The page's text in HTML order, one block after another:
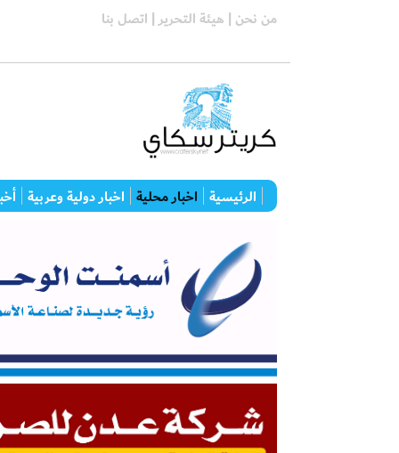
من نحن | هيئة التحرير | اتصل بنا
الرئيسية اخبار محلية اخبار دولية وعربية